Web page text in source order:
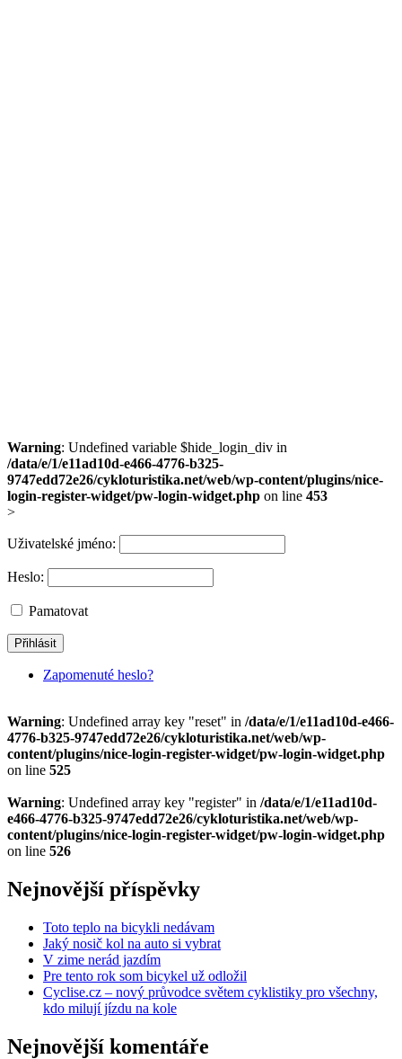
Warning: Undefined variable $hide_login_div in
/data/e/1/e11ad10d-e466-4776-b325-
9747edd72e26/cykloturistika.net/web/wp-content/plugins/nice-
login-register-widget/pw-login-widget.php on line 453
>
Uživatelské jméno:
Heslo:
Pamatovat
Zapomenuté heslo?
Warning: Undefined array key "reset" in /data/e/1/e11ad10d-e466-
4776-b325-9747edd72e26/cykloturistika.net/web/wp-
content/plugins/nice-login-register-widget/pw-login-widget.php
on line 525
Warning: Undefined array key "register" in /data/e/1/e11ad10d-
e466-4776-b325-9747edd72e26/cykloturistika.net/web/wp-
content/plugins/nice-login-register-widget/pw-login-widget.php
on line 526
Nejnovější příspěvky
Toto teplo na bicykli nedávam
Jaký nosič kol na auto si vybrat
V zime nerád jazdím
Pre tento rok som bicykel už odložil
Cyclise.cz – nový průvodce světem cyklistiky pro všechny,
kdo milují jízdu na kole
Nejnovější komentáře